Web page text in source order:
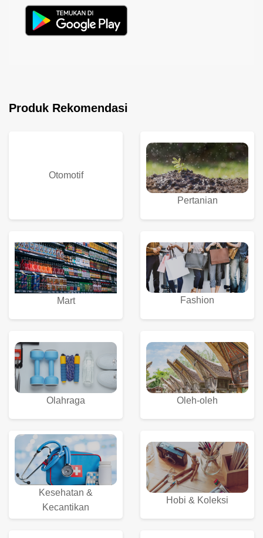
Produk Rekomendasi
Otomotif
Pertanian
Mart Fashion
Olahraga Oleh-oleh
Kesehatan &
Kecantikan
Hobi & Koleksi